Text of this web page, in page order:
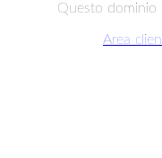
Questo dominio
Area